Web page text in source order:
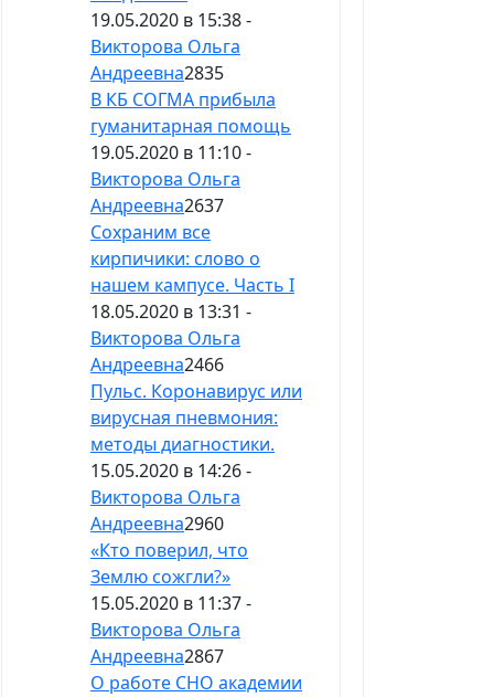
19.05.2020 в 15:38 -
Викторова Ольга
Андреевна2835
В КБ СОГМА прибыла
гуманитарная помощь
19.05.2020 в 11:10 -
Викторова Ольга
Андреевна2637
Сохраним все
кирпичики: слово о
нашем кампусе. Часть I
18.05.2020 в 13:31 -
Викторова Ольга
Андреевна2466
Пульс. Коронавирус или
вирусная пневмония:
методы диагностики.
15.05.2020 в 14:26 -
Викторова Ольга
Андреевна2960
«Кто поверил, что
Землю сожгли?»
15.05.2020 в 11:37 -
Викторова Ольга
Андреевна2867
О работе СНО академии